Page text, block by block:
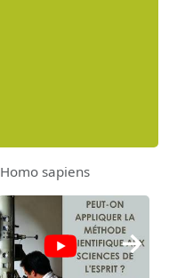
Homo sapiens
→